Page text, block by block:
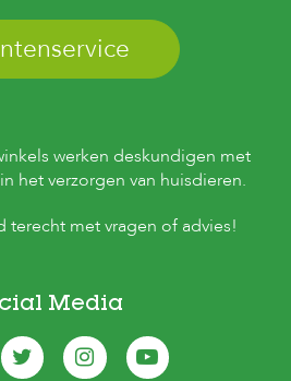
werken deskundigen met
het verzorgen van huisdieren.
terecht met vragen of advies!
Media